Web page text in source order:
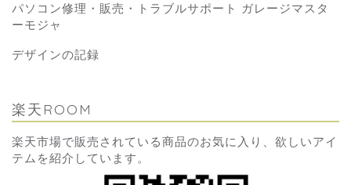
パソコン修理・販売・トラブルサポート ガレージマスタ
ーモジャ
デザインの記録
楽天ROOM
楽天市場で販売されている商品のお気に入り、欲しいアイ
テムを紹介しています。